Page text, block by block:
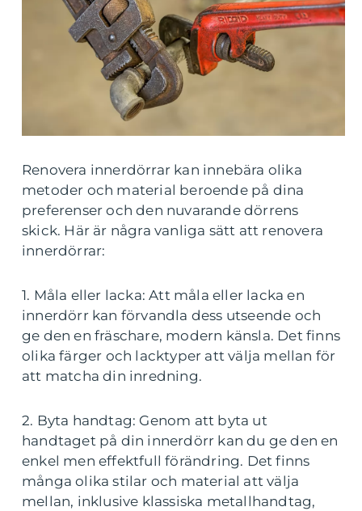
Renovera innerdörrar kan innebära olika
metoder och material beroende på dina
preferenser och den nuvarande dörrens
skick. Här är några vanliga sätt att renovera
innerdörrar:
1. Måla eller lacka: Att måla eller lacka en
innerdörr kan förvandla dess utseende och
ge den en fräschare, modern känsla. Det finns
olika färger och lacktyper att välja mellan för
att matcha din inredning.
2. Byta handtag: Genom att byta ut
handtaget på din innerdörr kan du ge den en
enkel men effektfull förändring. Det finns
många olika stilar och material att välja
mellan, inklusive klassiska metallhandtag,